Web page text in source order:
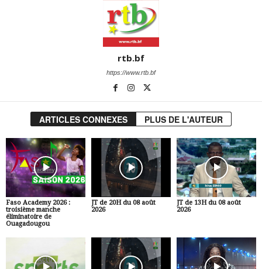
rtb.bf
https://www.rtb.bf
ARTICLES CONNEXES PLUS DE L'AUTEUR
Faso Academy 2026 :
troisième manche
éliminatoire de
Ouagadougou
JT de 20H du 08 août
2026
JT de 13H du 08 août
2026